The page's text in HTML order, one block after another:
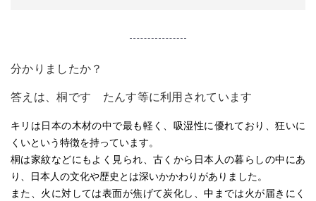
分かりましたか？
答えは、桐です たんす等に利用されています
キリは日本の木材の中で最も軽く、吸湿性に優れており、狂いに
くいという特徴を持っています。
桐は家紋などにもよく見られ、古くから日本人の暮らしの中にあ
り、日本人の文化や歴史とは深いかかわりがありました。
また、火に対しては表面が焦げて炭化し、中までは火が届きにく